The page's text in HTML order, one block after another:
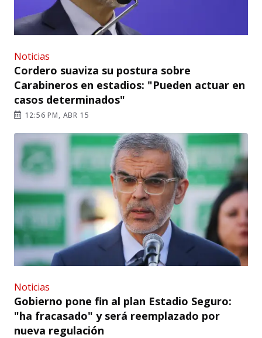
Noticias
Cordero suaviza su postura sobre
Carabineros en estadios: "Pueden actuar en
casos determinados"
12:56 PM, ABR 15
Noticias
Gobierno pone fin al plan Estadio Seguro:
"ha fracasado" y será reemplazado por
nueva regulación